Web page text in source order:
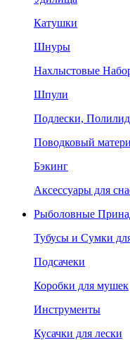
Катушки
Шнуры
Нахлыстовые
Шпули
Подлески,
Поводковый
Бэкинг
Аксессуары для
Рыболовные
Тубусы и Сумки
Подсачеки
Коробки для мушек
Инструменты
Кусачки для лески